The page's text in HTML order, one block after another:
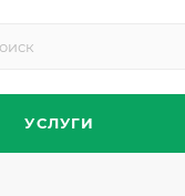
УСЛУГИ